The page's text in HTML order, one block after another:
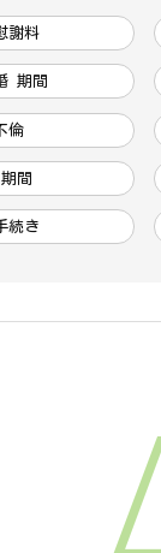
謝料
期間
倫
間
続き